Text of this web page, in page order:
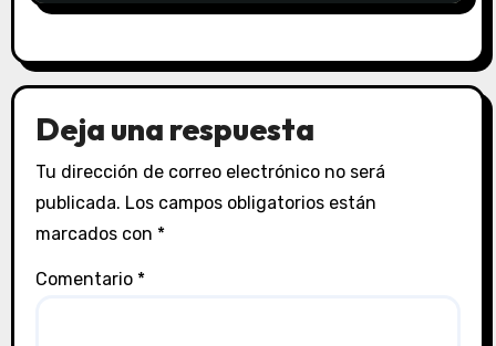
Deja una respuesta
Tu dirección de correo electrónico no será
publicada. Los campos obligatorios están
marcados con *
Comentario *